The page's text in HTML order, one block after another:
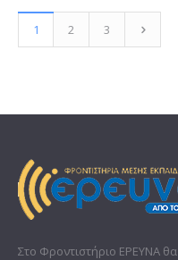
1 2 3
Στο Φροντιστήριο ΕΡΕΥΝΑ